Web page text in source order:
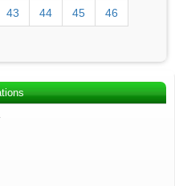
43 44 45 46